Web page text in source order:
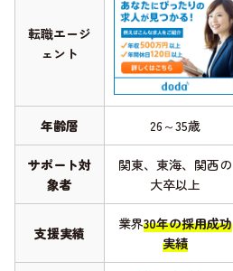
転職エージ
ェント
年齢層 26～35歳
サポート対
象者
関東、東海、関西の
大卒以上
支援実績
業界30年の採用成功
実績